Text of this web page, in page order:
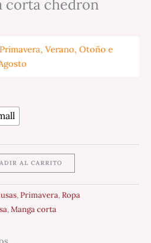
corta chedron
Verano, Otoño e
AL CARRITO
,Primavera,Ropa
,Manga corta